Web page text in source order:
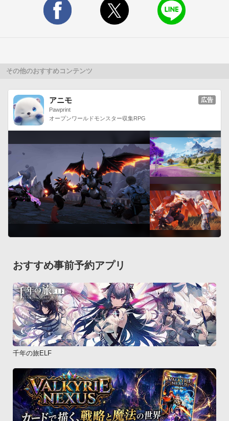
結末・この恋は報われないの？怖いけど知りたい……　あの人
の本音と建て前、そして離婚しない理由とは？◆◇◆占い師：
ロマ・カラーの資格を取得し、独立。
躍中。
『西洋占星術・タロットカード・パワーストーン・アロマ・カ
ラー』をツールに、個人セッションをする傍ら、雑誌・各種媒
体の占い連載など、執筆活動を多数手がけている。
また、個人セッションでは、ホロスコープから、その人にピッ
タリ合った石を導き出して、ブレスを作成。
モットーは「アクセサリーとして身につけてもかわいいブレス
の作成」
このブレスを求めて、セッションを申し込んでくる方が多く、
これまでに個人鑑定で作ったブレスレットは、５０００本を超
える。
著書に「パワーストーンで人生をより幸せに変えるコツ」「幸
最新刊に『12星座殺人事件』（文藝春秋）2013年12月5日刊行
その他のおすすめコンテンツ
アニモ
Pawprint
オープンワールドモンスター収集RPG
広告
おすすめ事前予約アプリ
千年の旅ELF